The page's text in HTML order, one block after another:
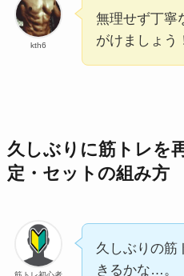
kth6
無理せず丁寧
がけましょう
久しぶりに筋トレを
定・セットの組み方
久しぶりの筋
きるかな…。